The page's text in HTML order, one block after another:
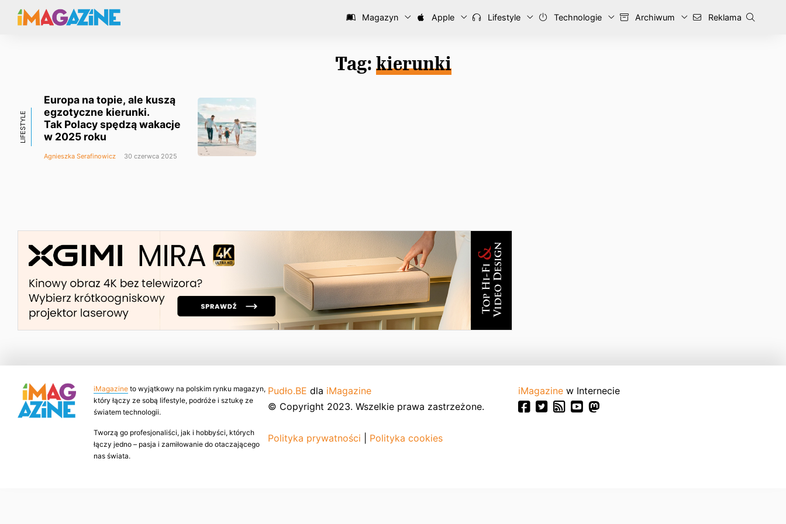
Magazyn Apple Lifestyle Technologie Archiwum Reklama
Tag: kierunki
LIFESTYLE
Europa na topie, ale kuszą
egzotyczne kierunki.
Tak Polacy spędzą wakacje
w 2025 roku
Agnieszka Serafinowicz 30 czerwca 2025
iMagazine to wyjątkowy na polskim rynku magazyn,
który łączy ze sobą lifestyle, podróże i sztukę ze
światem technologii.
Tworzą go profesjonaliści, jak i hobbyści, których
łączy jedno – pasja i zamiłowanie do otaczającego
nas świata.
Pudło.BE dla iMagazine
© Copyright 2023. Wszelkie prawa zastrzeżone.
Polityka prywatności Polityka cookies
iMagazine w Internecie